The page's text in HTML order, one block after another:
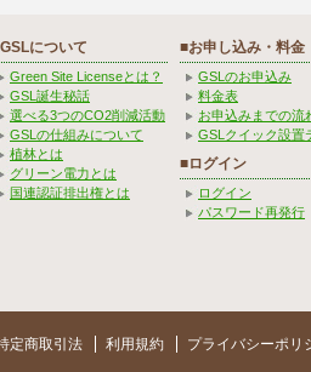
について
Green Site Licenseとは？
GSL誕生秘話
選べる3つのCO2削減活動
GSLの仕組みについて
植林とは
グリーン電力とは
国連認証排出権とは
■お申し込み・料金
GSLのお申込み
料金表
お申込みまでの流
GSLクイック設置
■ログイン
ログイン
パスワード再発行
定商取引法 利用規約 プライバシーポリ